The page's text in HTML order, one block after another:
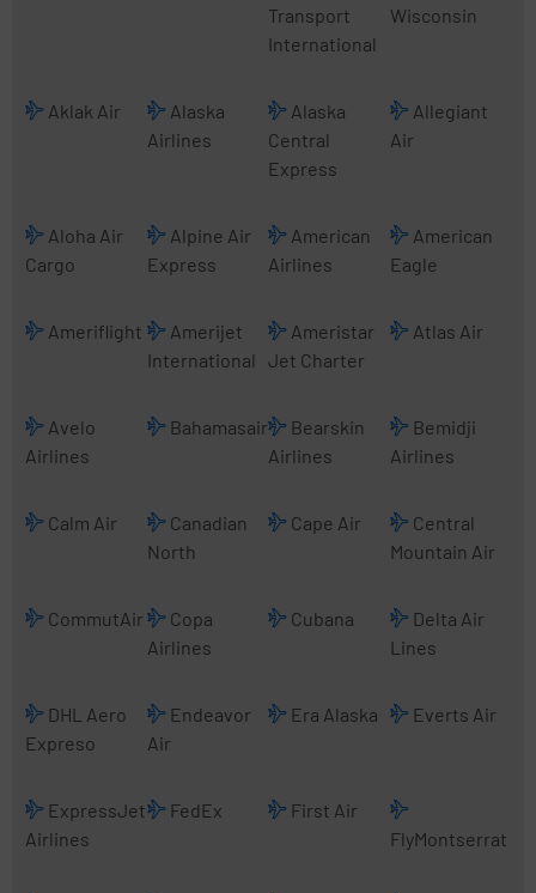
Transport
International
Wisconsin
Aklak Air
Alaska
Airlines
Alaska
Central
Express
Allegiant
Air
Aloha Air
Cargo
Alpine Air
Express
American
Airlines
American
Eagle
Ameriflight
Amerijet
International
Ameristar
Jet Charter
Atlas Air
Avelo
Airlines
Bahamasair
Bearskin
Airlines
Bemidji
Airlines
Calm Air
Canadian
North
Cape Air
Central
Mountain Air
CommutAir
Copa
Airlines
Cubana
Delta Air
Lines
DHL Aero
Expreso
Endeavor
Air
Era Alaska Everts Air
ExpressJet
Airlines
FedEx
First Air
FlyMontserrat